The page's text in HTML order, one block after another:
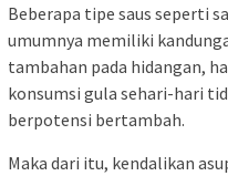
Beberapa tipe saus seperti
umumnya memiliki
tambahan pada hidangan,
konsumsi gula sehari-hari
berpotensi bertambah.
Maka dari itu, kendalikan